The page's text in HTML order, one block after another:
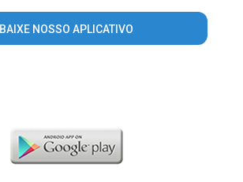
BAIXE NOSSO APLICATIVO